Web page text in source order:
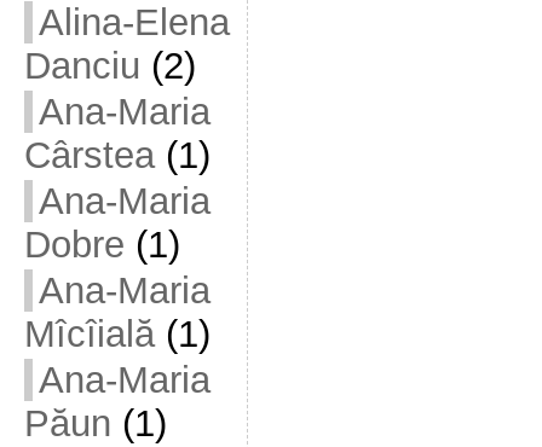
Alina-Elena
Danciu (2)
Ana-Maria
Cârstea(1)
Ana-Maria
Dobre (1)
Ana-Maria
Mîcîială(1)
Ana-Maria
Păun (1)